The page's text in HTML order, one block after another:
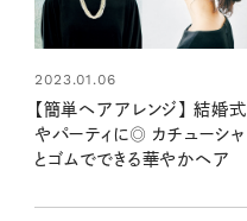
2023.01.06
【簡単ヘアアレンジ】 結婚式
やパーティに◎ カチューシャ
とゴムでできる華やかヘア